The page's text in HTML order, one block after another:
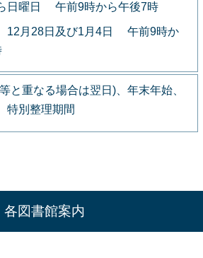
日曜日 午前9時から午後7時
12月28日及び1月4日 午前9時か
と重なる場合は翌日)、年末年始、
特別整理期間
各図書館案内